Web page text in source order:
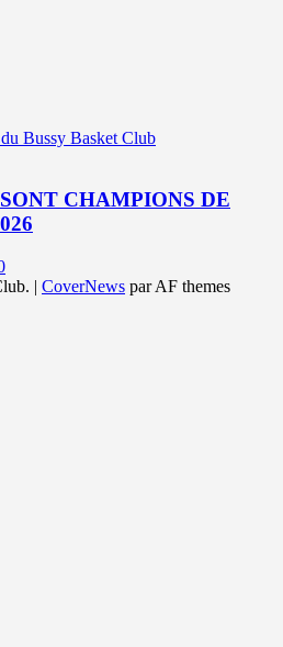
Bussy Basket Club
CHAMPIONS DE
| CoverNews par AF themes